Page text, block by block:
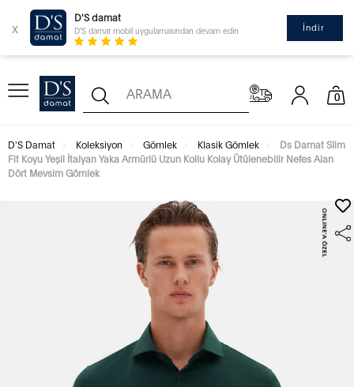
x
D'S damat
D'S damat mobil uygulamasından devam edin İndir
0
D'S Damat Koleksiyon Gömlek Klasik Gömlek
Ds Damat Slim
Fit Koyu Yeşil İtalyan Yaka Armürlü Uzun Kollu Kolay Ütülenebilir Nefes Alan
Dört Mevsim Gömlek